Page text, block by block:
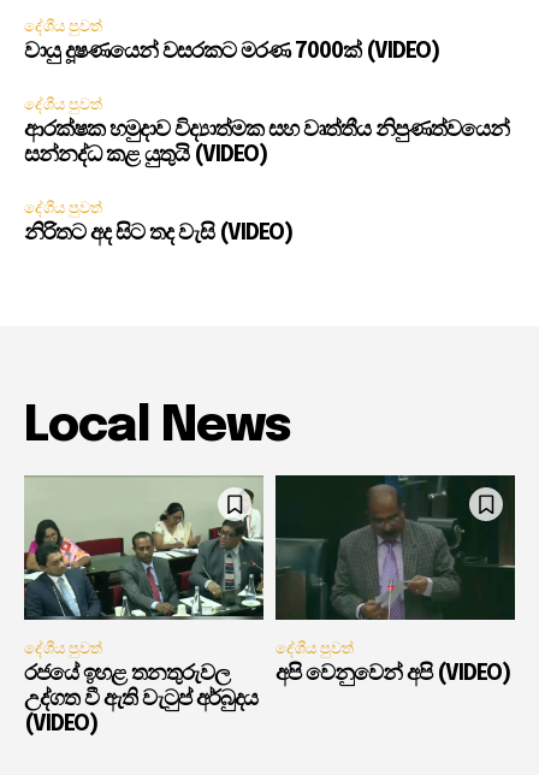
දේශීය පුවත්
වායු දූෂණයෙන් වසරකට මරණ 7000ක් (VIDEO)
දේශීය පුවත්
ආරක්ෂක හමුදාව විද්‍යාත්මක සහ වෘත්තීය නිපුණත්වයෙන්
සන්නද්ධ කළ යුතුයි (VIDEO)
දේශීය පුවත්
නිරිතට අද සිට තද වැසි (VIDEO)
Local News
දේශීය පුවත්
රජයේ ඉහළ තනතුරුවල
උද්ගත වී ඇති වැටුප් අර්බුදය
(VIDEO)
දේශීය පුවත්
අපි වෙනුවෙන් අපි (VIDEO)